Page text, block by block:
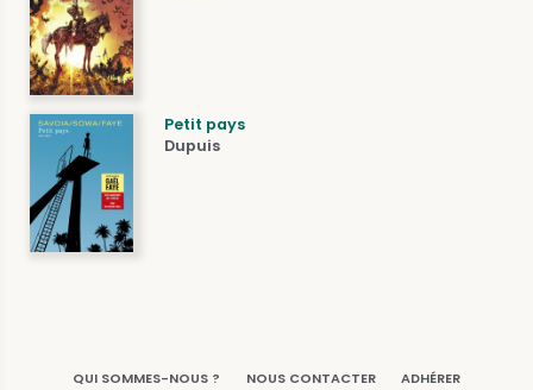
Petit pays
Dupuis
QUI SOMMES-NOUS ? NOUS CONTACTER ADHÉRER